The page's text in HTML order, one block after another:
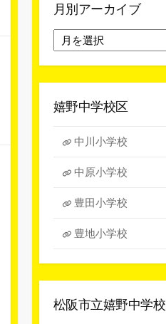
月別アーカイブ
別
ア
ー
イ
嬉野中学校区
中川小学校
中原小学校
豊田小学校
豊地小学校
松阪市立嬉野中学校